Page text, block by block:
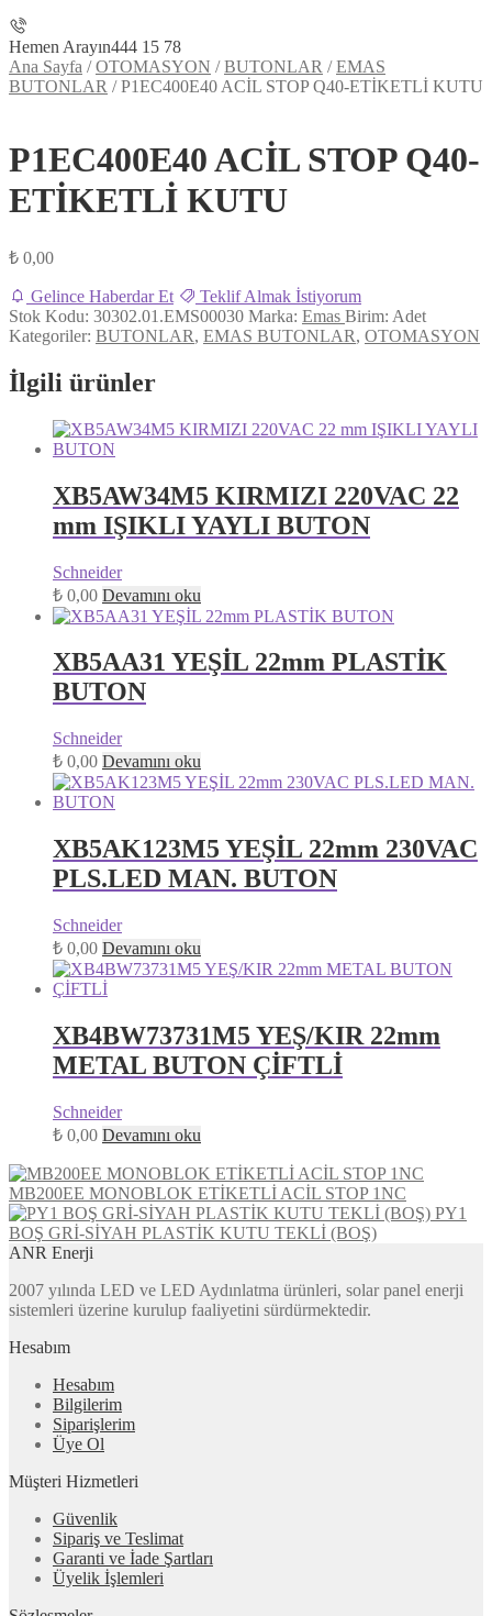
Hemen Arayın444 15 78
Ana Sayfa /OTOMASYON /BUTONLAR /EMAS
BUTONLAR /P1EC400E40 ACİL STOP Q40-ETİKETLİ KUTU
P1EC400E40 ACİL STOP Q40-
ETİKETLİ KUTU
₺ 0,00
Gelince Haberdar Et
Teklif Almak İstiyorum
Stok Kodu: 30302.01.EMS00030 Marka: Emas Birim: Adet
Kategoriler: BUTONLAR, EMAS BUTONLAR, OTOMASYON
İlgili ürünler
XB5AW34M5 KIRMIZI 220VAC 22
mm IŞIKLI YAYLI BUTON
Schneider
₺ 0,00 Devamını oku
XB5AA31 YEŞİL 22mm PLASTİK
BUTON
Schneider
₺ 0,00 Devamını oku
XB5AK123M5 YEŞİL 22mm 230VAC
PLS.LED MAN. BUTON
Schneider
₺ 0,00 Devamını oku
XB4BW73731M5 YEŞ/KIR 22mm
METAL BUTON ÇİFTLİ
Schneider
₺ 0,00 Devamını oku
MB200EE MONOBLOK ETİKETLİ ACİL STOP 1NC
PY1
BOŞ GRİ-SİYAH PLASTİK KUTU TEKLİ (BOŞ)
ANR Enerji
2007 yılında LED ve LED Aydınlatma ürünleri, solar panel enerji
sistemleri üzerine kurulup faaliyetini sürdürmektedir.
Hesabım
Hesabım
Bilgilerim
Siparişlerim
Üye Ol
Müşteri Hizmetleri
Güvenlik
Sipariş ve Teslimat
Garanti ve İade Şartları
Üyelik İşlemleri